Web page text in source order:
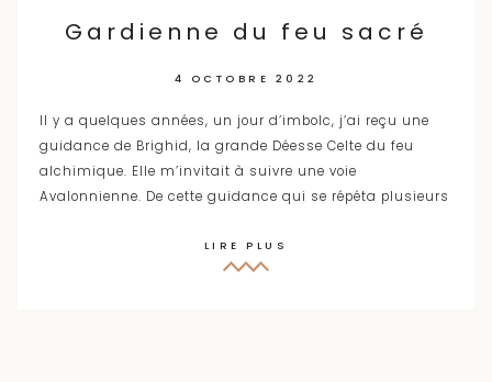
Gardienne du feu sacré
4 OCTOBRE 2022
Il y a quelques années, un jour d’imbolc, j’ai reçu une
guidance de Brighid, la grande Déesse Celte du feu
alchimique. Elle m’invitait à suivre une voie
Avalonnienne. De cette guidance qui se répéta plusieurs
LIRE PLUS